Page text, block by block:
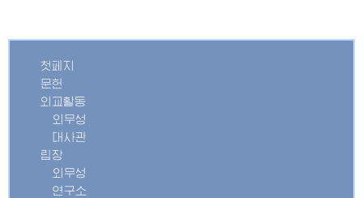
첫페지
문헌
외교활동
외무성
대사관
립장
외무성
연구소